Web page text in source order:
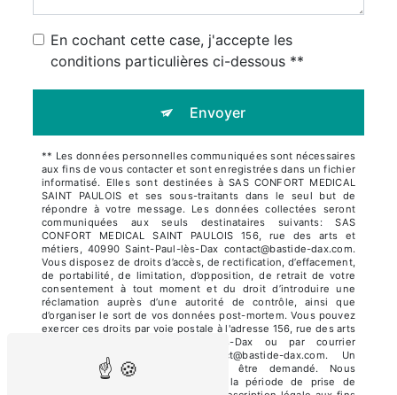
En cochant cette case, j'accepte les
conditions particulières ci-dessous **
Envoyer
** Les données personnelles communiquées sont nécessaires
aux fins de vous contacter et sont enregistrées dans un fichier
informatisé. Elles sont destinées à SAS CONFORT MEDICAL
SAINT PAULOIS et ses sous-traitants dans le seul but de
répondre à votre message. Les données collectées seront
communiquées aux seuls destinataires suivants: SAS
CONFORT MEDICAL SAINT PAULOIS 156, rue des arts et
métiers, 40990 Saint-Paul-lès-Dax contact@bastide-dax.com.
Vous disposez de droits d’accès, de rectification, d’effacement,
de portabilité, de limitation, d’opposition, de retrait de votre
consentement à tout moment et du droit d’introduire une
réclamation auprès d’une autorité de contrôle, ainsi que
d’organiser le sort de vos données post-mortem. Vous pouvez
exercer ces droits par voie postale à l'adresse 156, rue des arts
et métiers, 40990 Saint-Paul-lès-Dax ou par courrier
électronique à l'adresse contact@bastide-dax.com. Un
justificatif d'identité pourra vous être demandé. Nous
conservons vos données pendant la période de prise de